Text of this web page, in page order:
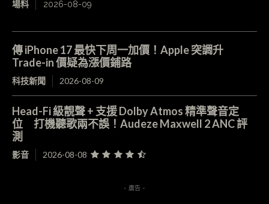
場料 2026-08-09
傳 iPhone 17 最快下周一加價！Apple 突調升
Trade-in 價疑為漲價鋪路
科技新聞 2026-08-09
Head-Fi 級靚聲 + 支援 Dolby Atmos 精準聲音定
位 打機聽歌兩不誤！Audeze Maxwell 2 ANC 評
測
影音 2026-08-08
- 廣告 -